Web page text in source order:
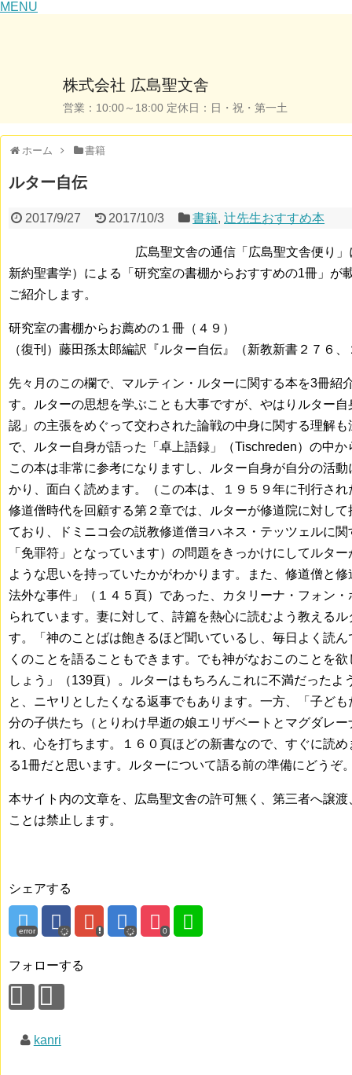
MENU
株式会社 広島聖文舎
営業：10:00～18:00 定休日：日・祝・第一土
ホーム 書籍
ルター自伝
2017/9/27 2017/10/3 書籍,辻先生おすすめ本
広島聖文舎の通信「広島聖文舎便り
新約聖書学）による「研究室の書棚からおすすめの1冊」が
ご紹介します。
研究室の書棚からお薦めの１冊（４９）
（復刊）藤田孫太郎編訳『ルター自伝』（新教新書２７６
先々月のこの欄で、マルティン・ルターに関する本を3冊
す。ルターの思想を学ぶことも大事ですが、やはりルター
認」の主張をめぐって交わされた論戦の中身に関する理解
で、ルター自身が語った「卓上語録」（Tischreden）の中
この本は非常に参考になりますし、ルター自身が自分の活
かり、面白く読めます。（この本は、１９５９年に刊行さ
修道僧時代を回顧する第２章では、ルターが修道院に対し
ており、ドミニコ会の説教修道僧ヨハネス・テッツェルに
「免罪符」となっています）の問題をきっかけにしてルタ
ような思いを持っていたかがわかります。また、修道僧と
法外な事件」（１４５頁）であった、カタリーナ・フォン
られています。妻に対して、詩篇を熱心に読むよう教える
す。「神のことばは飽きるほど聞いているし、毎日よく読
くのことを語ることもできます。でも神がなおこのことを
しょう」（139頁）。ルターはもちろんこれに不満だった
と、ニヤリとしたくなる返事でもあります。一方、「子ど
分の子供たち（とりわけ早逝の娘エリザベートとマグダレ
れ、心を打ちます。１６０頁ほどの新書なので、すぐに読
る1冊だと思います。ルターについて語る前の準備にどう
本サイト内の文章を、広島聖文舎の許可無く、第三者へ譲
ことは禁止します。
シェアする
error 0
フォローする
kanri